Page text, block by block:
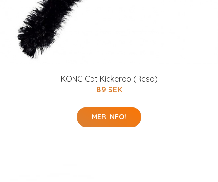
KONG Cat Kickeroo (Rosa)
89 SEK
MER INFO!